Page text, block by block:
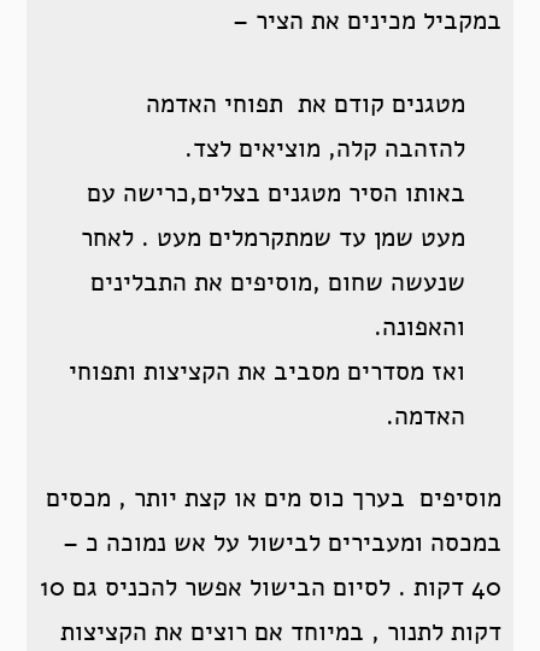
במקביל מכינים את הציר –
מטגנים קודם את תפוחי האדמה
להזהבה קלה, מוציאים לצד.
באותו הסיר מטגנים בצלים,כרישה עם
מעט שמן עד שמתקרמלים מעט . לאחר
שנעשה שחום ,מוסיפים את התבלינים
והאפונה.
ואז מסדרים מסביב את הקציצות ותפוחי
האדמה.
מוסיפים בערך כוס מים או קצת יותר , מכסים
במכסה ומעבירים לבישול על אש נמוכה כ –
40 דקות . לסיום הבישול אפשר להכניס גם 10
דקות לתנור , במיוחד אם רוצים את הקציצות